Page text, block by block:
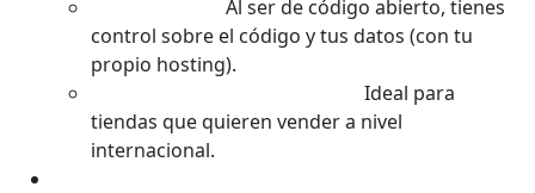
Al ser de código abierto, tienes
control sobre el código y tus datos (con tu
propio hosting).
Ideal para
tiendas que quieren vender a nivel
internacional.